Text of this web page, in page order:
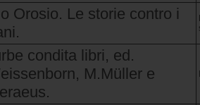
Orosio. Le storie contro i
condita libri, ed.
M.Müller e